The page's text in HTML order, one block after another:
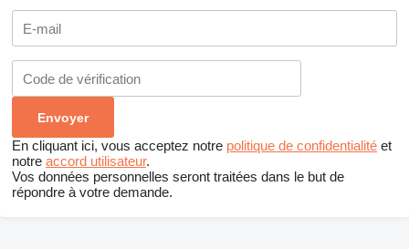
En cliquant ici, vous acceptez notre politique de confidentialité et
notre accord utilisateur.
Vos données personnelles seront traitées dans le but de
répondre à votre demande.